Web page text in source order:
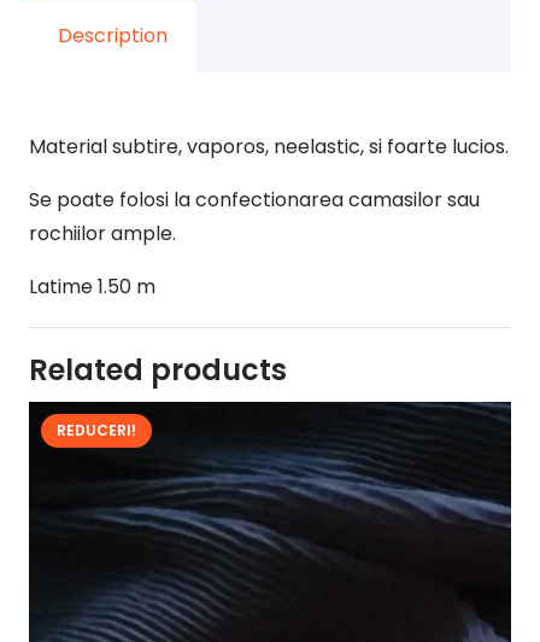
Description
Material subtire, vaporos, neelastic, si foarte lucios.
Se poate folosi la confectionarea camasilor sau
rochiilor ample.
Latime 1.50 m
Related products
REDUCERI!